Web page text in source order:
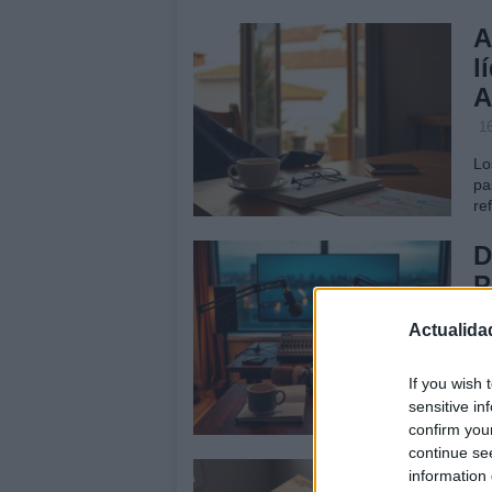
If you wish
sensitive
confirm
continue
information